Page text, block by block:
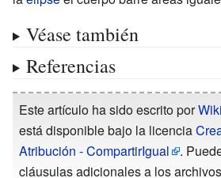
Véase también
Referencias
Este artículo ha sido escrito por
está disponible bajo la licencia
Atribución - CompartirIgual
.
cláusulas adicionales a los